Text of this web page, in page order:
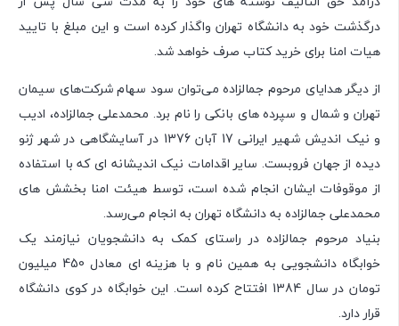
درگذشت خود به دانشگاه تهران واگذار کرده است و این مبلغ با تایید
هیات امنا برای خرید کتاب صرف خواهد شد.
از دیگر هدایای مرحوم جمالزاده می‌توان سود سهام شرکت‌های سیمان
تهران و شمال و سپرده های بانکی را نام برد. محمدعلی جمالزاده، ادیب
و نیک اندیش شهیر ایرانی 17 آبان 1376 در آسایشگاهی در شهر ژنو
دیده از جهان فروبست. سایر اقدامات نیک اندیشانه ای که با استفاده
از موقوفات ایشان انجام شده است، توسط هیئت امنا بخشش های
محمدعلی جمالزاده به دانشگاه تهران به انجام می‌‌رسد.
بنیاد مرحوم جمالزاده در راستای کمک به دانشجویان نیازمند یک
خوابگاه دانشجویی به همین نام و با هزینه ای معادل 450 میلیون
تومان در سال 1384 افتتاح کرده است. این خوابگاه در کوی دانشگاه
قرار دارد.